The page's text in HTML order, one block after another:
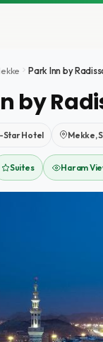
Park Inn by
by
Star Hotel Mekke,
Suites Haram